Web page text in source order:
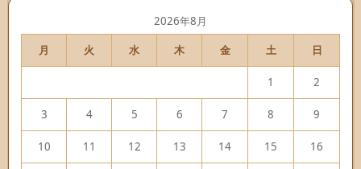
2026年8月
月
火 水 木 金 土 日
1 2
3 4 5 6 7 8 9
10 11 12 13 14 15 16